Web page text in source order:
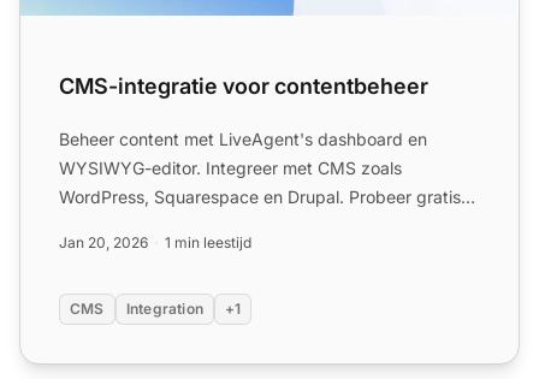
CMS-integratie voor contentbeheer
Beheer content met LiveAgent's dashboard en
WYSIWYG-editor. Integreer met CMS zoals
WordPress, Squarespace en Drupal. Probeer gratis
Jan 20, 2026 1 min leestijd
CMS Integration +1